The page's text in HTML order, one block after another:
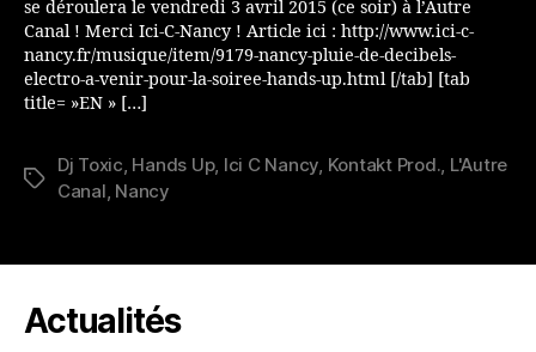
se déroulera le vendredi 3 avril 2015 (ce soir) à l’Autre
Canal ! Merci Ici-C-Nancy ! Article ici : http://www.ici-c-
nancy.fr/musique/item/9179-nancy-pluie-de-decibels-
electro-a-venir-pour-la-soiree-hands-up.html [/tab] [tab
title= »EN » […]
Étiquettes
Dj Toxic Hands Up, Ici C Nancy Kontakt Prod. L'Autre
Canal Nancy
Actualités